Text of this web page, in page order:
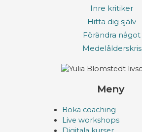
Inre kritiker
Hitta dig själv
Förändra något
Medelålderskris
Meny
Boka coaching
Live workshops